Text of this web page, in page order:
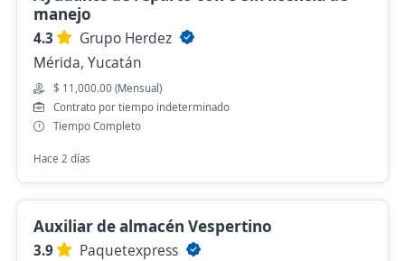
manejo
4.3
Grupo Herdez
Mérida, Yucatán
$ 11,000.00 (Mensual)
Contrato por tiempo indeterminado
Tiempo Completo
Hace 2 días
Auxiliar de almacén Vespertino
3.9
Paquetexpress